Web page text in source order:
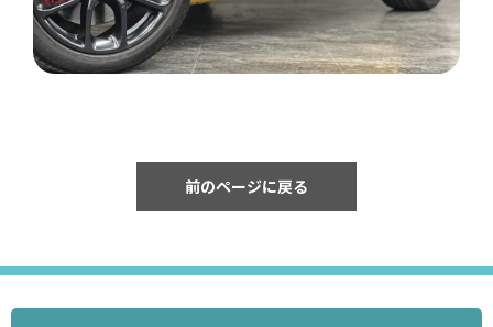
前のページに戻る